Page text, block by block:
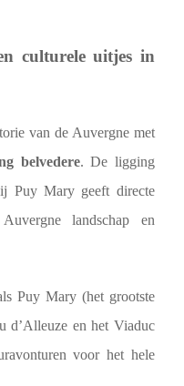
culturele uitjes in
van de Auvergne met
belvedere. De ligging
Puy Mary geeft directe
landschap en
Puy Mary (het grootste
d’Alleuze en het Viaduc
voor het hele